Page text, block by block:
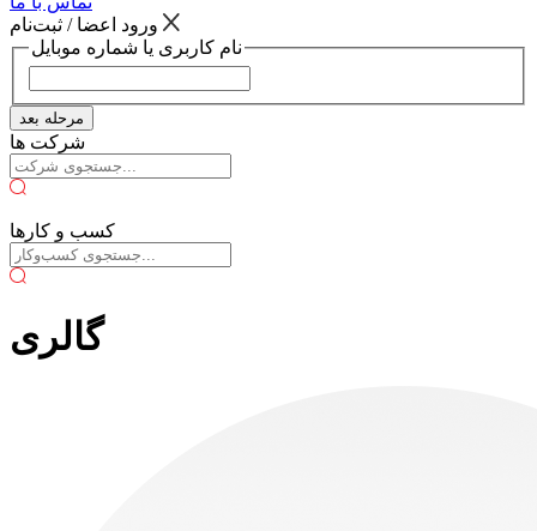
نام کاربری یا شماره موبایل
مرحله بعد
شرکت ها
کسب و کارها
گالری